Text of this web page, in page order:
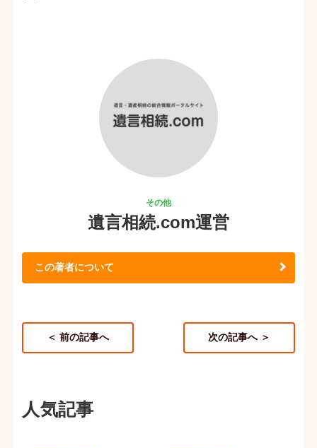
遺言相続.com運営
この著者について
＜ 前の記事へ 次の記事へ ＞
人気記事